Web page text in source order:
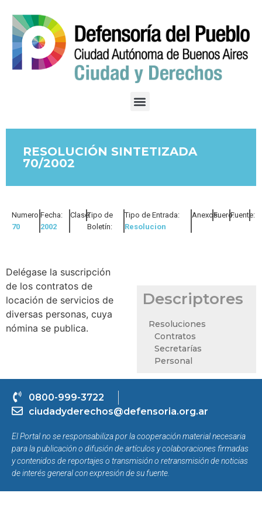
RESOLUCIÓN SINTETIZADA
70/2002
Numero:
70
Fecha:
2002
Clase:Tipo de
Boletín:
Tipo de Entrada:
Resolucion
Anexos:Fuero:Fuente:
Delégase la suscripción
de los contratos de
locación de servicios de
diversas personas, cuya
nómina se publica.
Descriptores
Resoluciones
Contratos
Secretarías
Personal
0800-999-3722
ciudadyderechos@defensoria.org.ar
El Portal no se responsabiliza por la cooperación material necesaria
para la publicación o difusión de artículos y colaboraciones firmadas
y contenidos de reportajes o transmisión o retransmisión de noticias
de interés general con expresión de su fuente.